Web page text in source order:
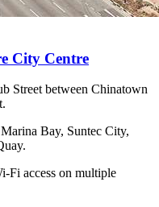
City Centre
Street between Chinatown
Bay, Suntec City,
Fi access on multiple